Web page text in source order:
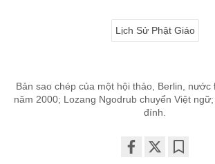
Lịch Sử Phật Giáo
Bản sao chép của một hội thảo, Berlin, nước
năm 2000; Lozang Ngodrub chuyển Việt
đính.